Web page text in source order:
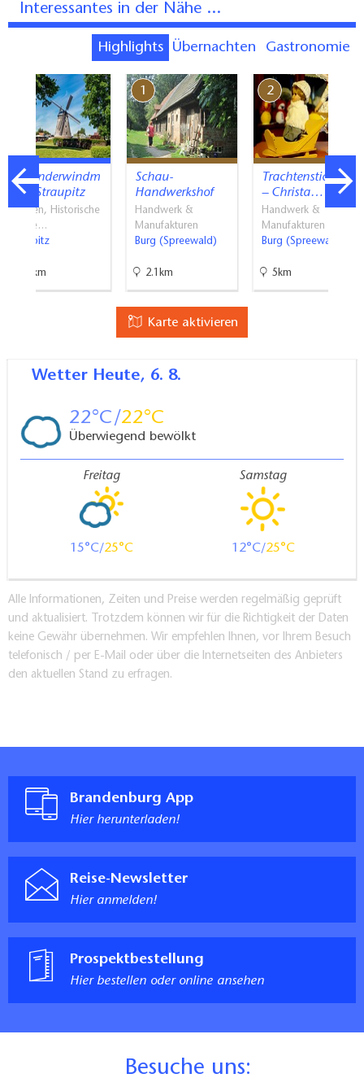
Interessantes in der Nähe ...
Highlights Übernachten Gastronomie
Holländerwindm
ühle Straupitz
Museen, Historische
Baude…
Straupitz
6.6km
1
Schau-
Handwerkshof
Handwerk &
Manufakturen
Burg (Spreewald)
2.1km
2
Trachtenstickerei
– Christa…
Handwerk &
Manufakturen
Burg (Spreewald)
5km
Karte aktivieren
Wetter Heute, 6. 8.
22 22
Überwiegend bewölkt
Freitag
15 25
Samstag
12 25
Alle Informationen, Zeiten und Preise werden regelmäßig geprüft
und aktualisiert. Trotzdem können wir für die Richtigkeit der Daten
keine Gewähr übernehmen. Wir empfehlen Ihnen, vor Ihrem Besuch
telefonisch / per E-Mail oder über die Internetseiten des Anbieters
den aktuellen Stand zu erfragen.
Brandenburg App
Hier herunterladen!
Reise-Newsletter
Hier anmelden!
Prospektbestellung
Hier bestellen oder online ansehen
Besuche uns: